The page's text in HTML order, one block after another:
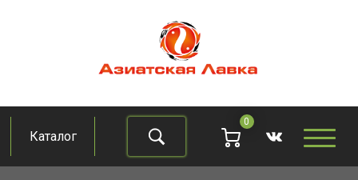
Азиатская лавка
Продукты из восточно-азиатских стран
Каталог
0